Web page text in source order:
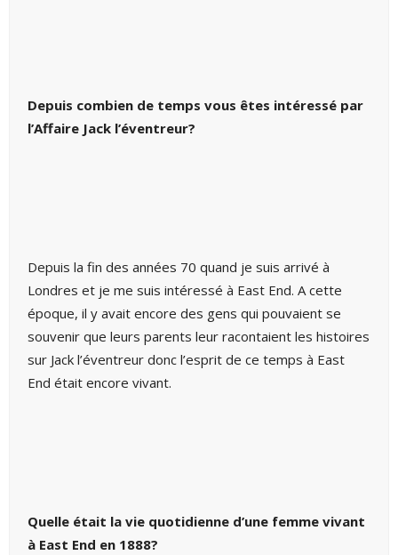
Depuis combien de temps vous êtes intéressé par
l’Affaire Jack l’éventreur?
Depuis la fin des années 70 quand je suis arrivé à
Londres et je me suis intéressé à East End. A cette
époque, il y avait encore des gens qui pouvaient se
souvenir que leurs parents leur racontaient les histoires
sur Jack l’éventreur donc l’esprit de ce temps à East
End était encore vivant.
Quelle était la vie quotidienne d’une femme vivant
à East End en 1888?